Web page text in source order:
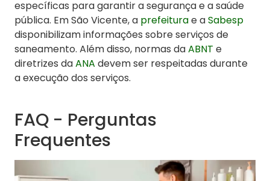
específicas para garantir a segurança e a saúde
pública. Em São Vicente, a prefeiturae aSabesp
disponibilizam informações sobre serviços de
saneamento. Além disso, normas daABNT e
diretrizes daANA devem ser respeitadas durante
a execução dos serviços.
FAQ - Perguntas
Frequentes